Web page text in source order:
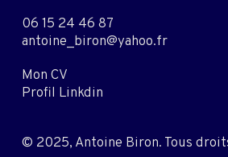
06 15 24 46 87
antoine_biron@yahoo.fr
Mon CV
Profil Linkdin
© 2025, Antoine Biron. Tous